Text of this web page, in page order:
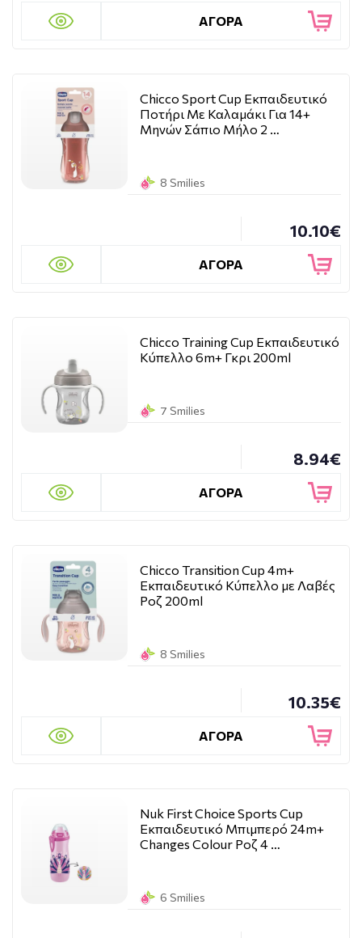
ΑΓΟΡΑ
Chicco Sport Cup Εκπαιδευτικό
Ποτήρι Με Καλαμάκι Για 14+
Μηνών Σάπιο Μήλο 2 …
8 Smilies
10.10€
ΑΓΟΡΑ
Chicco Training Cup Εκπαιδευτικό
Κύπελλο 6m+ Γκρι 200ml
7 Smilies
8.94€
ΑΓΟΡΑ
Chicco Transition Cup 4m+
Εκπαιδευτικό Κύπελλο με Λαβές
Ροζ 200ml
8 Smilies
10.35€
ΑΓΟΡΑ
Nuk First Choice Sports Cup
Εκπαιδευτικό Μπιμπερό 24m+
Changes Colour Ροζ 4 …
6 Smilies